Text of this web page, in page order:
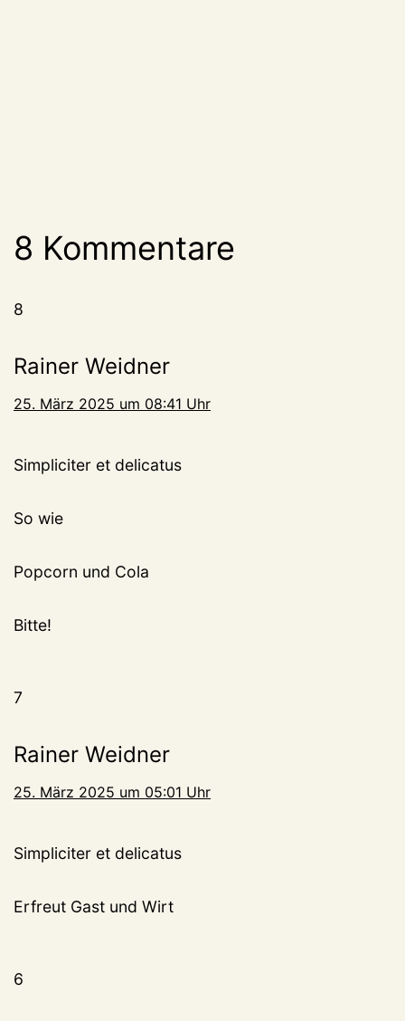
8 Kommentare
8
Rainer Weidner
25. März 2025 um 08:41 Uhr
Simpliciter et delicatus
So wie
Popcorn und Cola
Bitte!
7
Rainer Weidner
25. März 2025 um 05:01 Uhr
Simpliciter et delicatus
Erfreut Gast und Wirt
6